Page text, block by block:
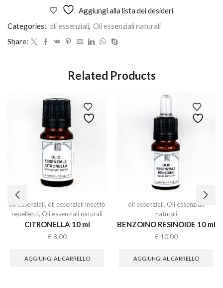
quantità
Aggiungi alla lista dei desideri
Categories: oli essenziali Oli essenziali naturali
Share:
Related Products
oli essenziali, oli essenziali insetto
repellenti, Oli essenziali naturali
CITRONELLA 10 ml
€ 8,00
AGGIUNGI AL CARRELLO
oli essenziali, Oli essenziali
naturali
BENZOINO RESINOIDE 10 ml
€ 10,00
AGGIUNGI AL CARRELLO